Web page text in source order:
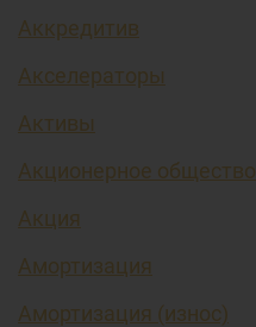
Аккредитив
Акселераторы
Активы
Акционерное общество
Акция
Амортизация
Амортизация (износ)